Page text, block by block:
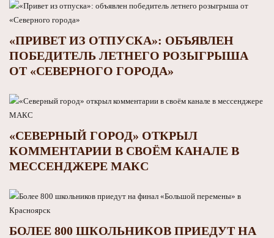
«ПРИВЕТ ИЗ ОТПУСКА»: ОБЪЯВЛЕН
ПОБЕДИТЕЛЬ ЛЕТНЕГО РОЗЫГРЫША
ОТ «СЕВЕРНОГО ГОРОДА»
«СЕВЕРНЫЙ ГОРОД» ОТКРЫЛ
КОММЕНТАРИИ В СВОЁМ КАНАЛЕ В
МЕССЕНДЖЕРЕ МАКС
БОЛЕЕ 800 ШКОЛЬНИКОВ ПРИЕДУТ НА